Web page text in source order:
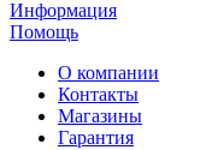
Информация
Помощь
О компании
Контакты
Магазины
Гарантия